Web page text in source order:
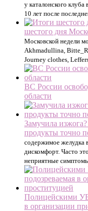
у каталонского
10 лет после
шестого дня
Московской недели
Akhmadullina,
Journey clothes,
ВС России
области
Замучила
продукты точно
содержимое желудка
дискомфорт. Часто
неприятные
Полицейскими
в организации